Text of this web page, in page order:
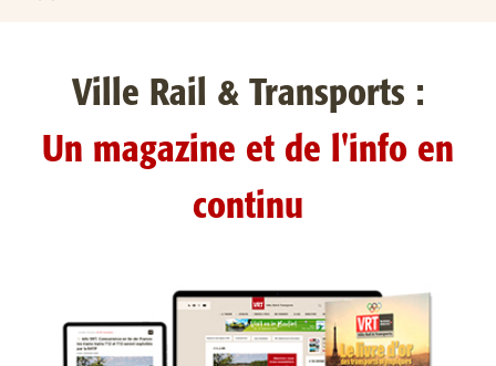
Ville Rail & Transports :
Un magazine et de l'info en
continu